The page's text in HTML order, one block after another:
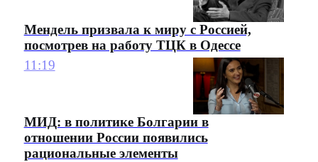
Мендель призвала к миру с Россией,
посмотрев на работу ТЦК в Одессе
11:19
МИД: в политике Болгарии в
отношении России появились
рациональные элементы